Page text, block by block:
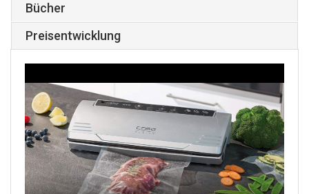
Bücher
Preisentwicklung